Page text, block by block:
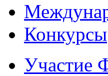
Конкурсы